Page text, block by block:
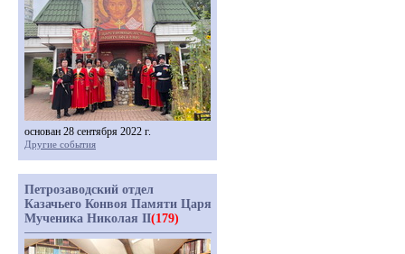
основан 28 сентября 2022 г.
Другие события
Петрозаводский отдел
Казачьего Конвоя Памяти Царя
Мученика Николая II(179)